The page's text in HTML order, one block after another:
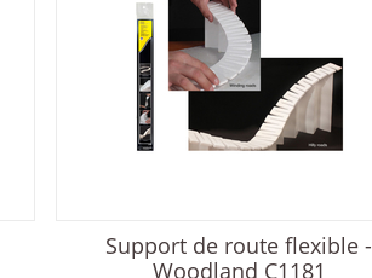
Support de route flexible -
Woodland C1181